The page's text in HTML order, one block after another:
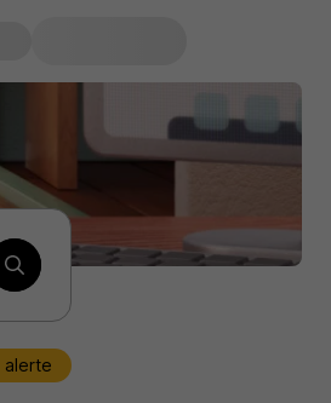
alerte